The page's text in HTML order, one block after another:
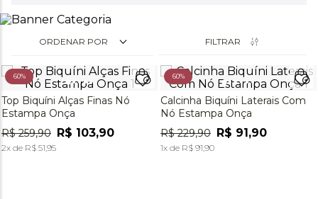
ORDENAR POR FILTRAR
60%
Top Biquíni Alças Finas Nó
Estampa Onça
R$ 259,90 R$ 103,90
2x de R$ 51,95
60%
Calcinha Biquíni Laterais Com
Nó Estampa Onça
R$ 229,90 R$ 91 ,90
1x de R$ 91,90